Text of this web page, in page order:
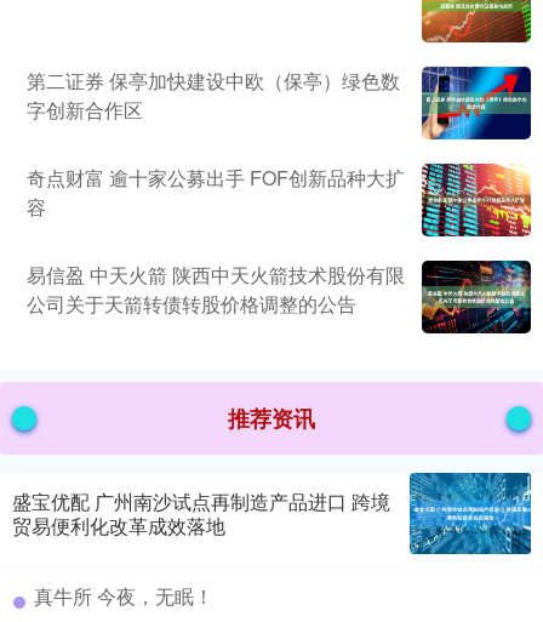
第二证券 保亭加快建设中欧（保亭）绿色数
字创新合作区
奇点财富 逾十家公募出手 FOF创新品种大扩
容
易信盈 中天火箭 陕西中天火箭技术股份有限
公司关于天箭转债转股价格调整的公告
推荐资讯
盛宝优配 广州南沙试点再制造产品进口 跨境
贸易便利化改革成效落地
真牛所 今夜，无眠！